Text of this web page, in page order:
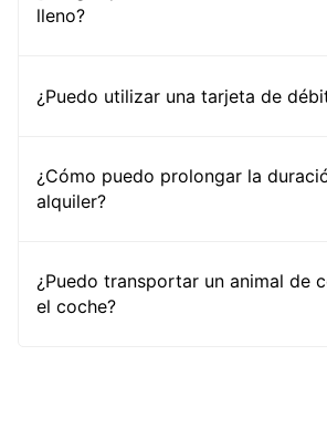
lleno?
¿Puedo utilizar una tarjeta de
¿Cómo puedo prolongar la
alquiler?
¿Puedo transportar un animal de
el coche?